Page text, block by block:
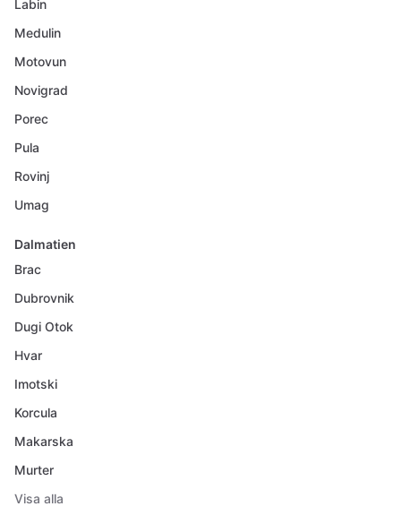
Labin
Medulin
Motovun
Novigrad
Porec
Pula
Rovinj
Umag
Dalmatien
Brac
Dubrovnik
Dugi Otok
Hvar
Imotski
Korcula
Makarska
Murter
Visa alla